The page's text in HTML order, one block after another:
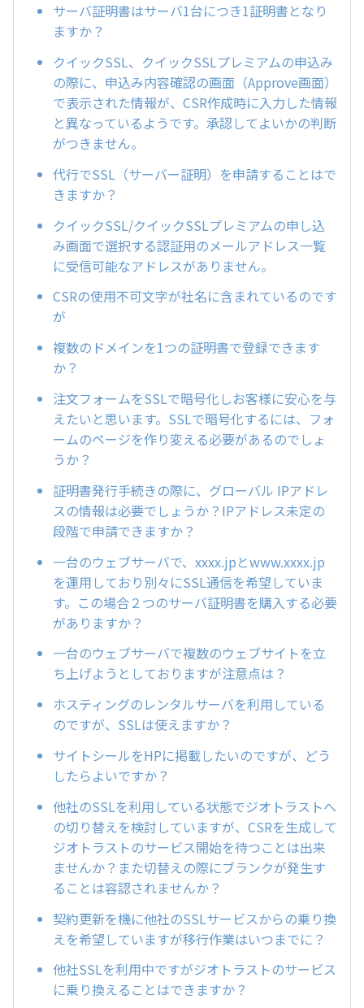
サーバ証明書はサーバ1台につき1証明書となり
ますか？
クイックSSL、クイックSSLプレミアムの申込み
の際に、申込み内容確認の画面（Approve画面）
で表示された情報が、CSR作成時に入力した情報
と異なっているようです。承認してよいかの判断
がつきません。
代行でSSL（サーバー証明）を申請することはで
きますか？
クイックSSL/クイックSSLプレミアムの申し込
み画面で選択する認証用のメールアドレス一覧
に受信可能なアドレスがありません。
CSRの使用不可文字が社名に含まれているのです
が
複数のドメインを1つの証明書で登録できます
か？
注文フォームをSSLで暗号化しお客様に安心を与
えたいと思います。SSLで暗号化するには、フォ
ームのページを作り変える必要があるのでしょ
うか？
証明書発行手続きの際に、グローバル IPアドレ
スの情報は必要でしょうか？IPアドレス未定の
段階で申請できますか？
一台のウェブサーバで、xxxx.jpとwww.xxxx.jp
を運用しており別々にSSL通信を希望していま
す。この場合２つのサーバ証明書を購入する必要
がありますか？
一台のウェブサーバで複数のウェブサイトを立
ち上げようとしておりますが注意点は？
ホスティングのレンタルサーバを利用している
のですが、SSLは使えますか？
サイトシールをHPに掲載したいのですが、どう
したらよいですか？
他社のSSLを利用している状態でジオトラストへ
の切り替えを検討していますが、CSRを生成して
ジオトラストのサービス開始を待つことは出来
ませんか？また切替えの際にブランクが発生す
ることは容認されませんか？
契約更新を機に他社のSSLサービスからの乗り換
えを希望していますが移行作業はいつまでに？
他社SSLを利用中ですがジオトラストのサービス
に乗り換えることはできますか？